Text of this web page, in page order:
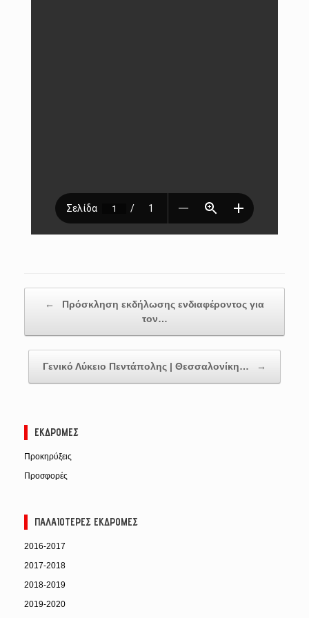
←
Πρόσκληση εκδήλωσης ενδιαφέροντος για
τον…
Γενικό Λύκειο Πεντάπολης | Θεσσαλονίκη… →
ΕΚΔΡΟΜΈΣ
Προκηρύξεις
Προσφορές
ΠΑΛΑΙΌΤΕΡΕΣ ΕΚΔΡΟΜΈΣ
2016-2017
2017-2018
2018-2019
2019-2020